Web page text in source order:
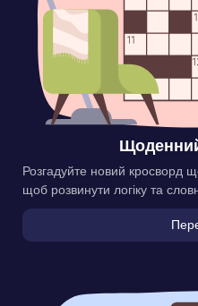
Розгадуйте новий кросворд
щоб розвинути логіку та